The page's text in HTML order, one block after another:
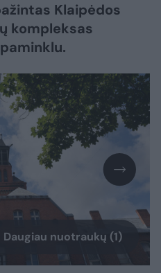
Klaipėdos
kompleksas
Daugiau nuotraukų (1)